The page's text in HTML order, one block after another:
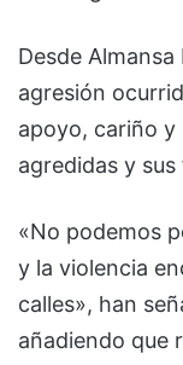
Desde
agresión
apoyo, cariño y
agredidas y sus
«No podemos
y la violencia
calles», han
añadiendo que